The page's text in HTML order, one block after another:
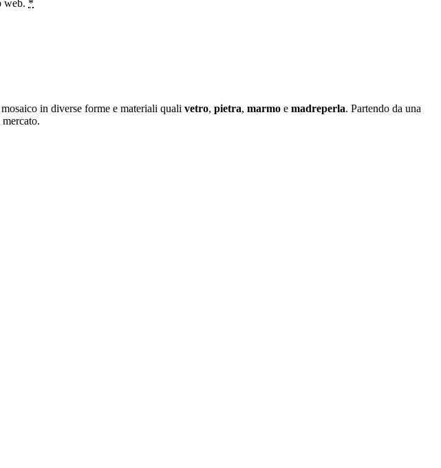
web. *
in diverse forme e materiali quali vetro, pietra, marmo e madreperla. Partendo da una